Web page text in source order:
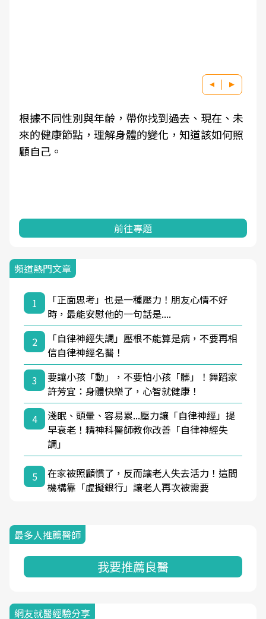
根據不同性別與年齡，帶你找到過去、現在、未
來的健康節點，理解身體的變化，知道該如何照
顧自己。
前往專題
頻道熱門文章
1
「正面思考」也是一種壓力！朋友心情不好
時，最能安慰他的一句話是....
2
「自律神經失調」壓根不能算是病，不要再相
信自律神經名醫！
3
要讓小孩「動」，不要怕小孩「髒」！舞蹈家
許芳宜：身體快樂了，心智就健康！
4
淺眠、頭暈、容易累...壓力讓「自律神經」提
早衰老！精神科醫師教你改善「自律神經失
調」
5
在家被照顧慣了，反而讓老人失去活力！這間
機構靠「虛擬銀行」讓老人再次被需要
最多人推薦醫師
我要推薦良醫
網友就醫經驗分享